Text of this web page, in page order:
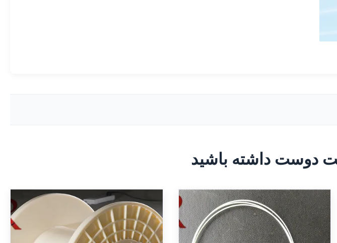
دوست داشته باشید
Cables Center Pultruded